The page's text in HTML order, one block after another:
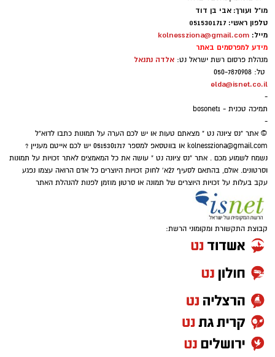
איפה יש בנס ציונה מצלמות חניה
הכסף שנעלם בשקט: כך דמי הניהול שוחקים
שיחק בסקציה נס ציונה ועכשיו מככב בליגת
האלופות. כדורגל הוא ענף מפתיע גם בתחום
קריירות השחקנים.
מה תגידו על בנו של אגדת הכדורגל המקומית
אריאל רוטמן, איתי רוטמן, שככב היום במשחקה
של הפועל באר שבע מול הכוכב האדום במסגרת
משחקי מוקדמות ליגת האלופות.
האם לנס ציונה יהיה נציג בליגת האלופות ועוד
שחקן בית שגדל בסקציה ושיחק בשורותיה עד
מו"ל ועורך: אבי בן דוד
טלפון ראשי: 0515301717
מייל: kolnessziona@gmail.com
מידע למפרסמים באתר
מנהלת פרסום רשת ישראל נט: אלדה נתנאל
טל: 050-7870908
elda@isnet.co.il
-
תמיכה טכנית - bosonet1
-
© אתר "נס ציונה נט " מצאתם טעות או יש לכם הערה על תמונות כתבו לדוא"ל
kolnessziona@gmail.com
או בווטסאפ למספר 0515301717 יש לכם אייטם מעניין ?
נשמח לשמוע מכם . אתר "נס ציונה נט " עושה את כל המאמצים לאתר זכויות על תמונות
וסרטונים. אולם, בהתאם לסעיף 27א' לחוק זכויות היוצרים כל אדם הרואה עצמו נפגע
עקב בעלות על זכויות היוצרים של תמונה או סרטון מוזמן לפנות להנהלת האתר
קבוצת התקשורת ומקומוני הרשת: